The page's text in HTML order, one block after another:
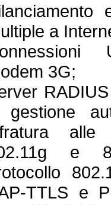
a
3G;
gestione
alle
e
TTLS e